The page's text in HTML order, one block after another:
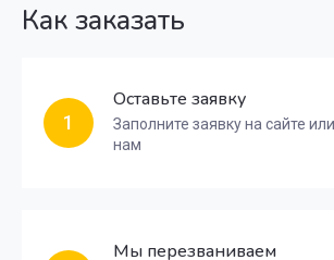
Как заказать
1
Оставьте заявку
Заполните заявку на сайте
нам
Мы перезваниваем